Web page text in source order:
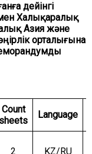
дейінгі
Халықаралық
Азия және
орталығына
Count
sheets
Language
2 KZ/RU
INNOVATION